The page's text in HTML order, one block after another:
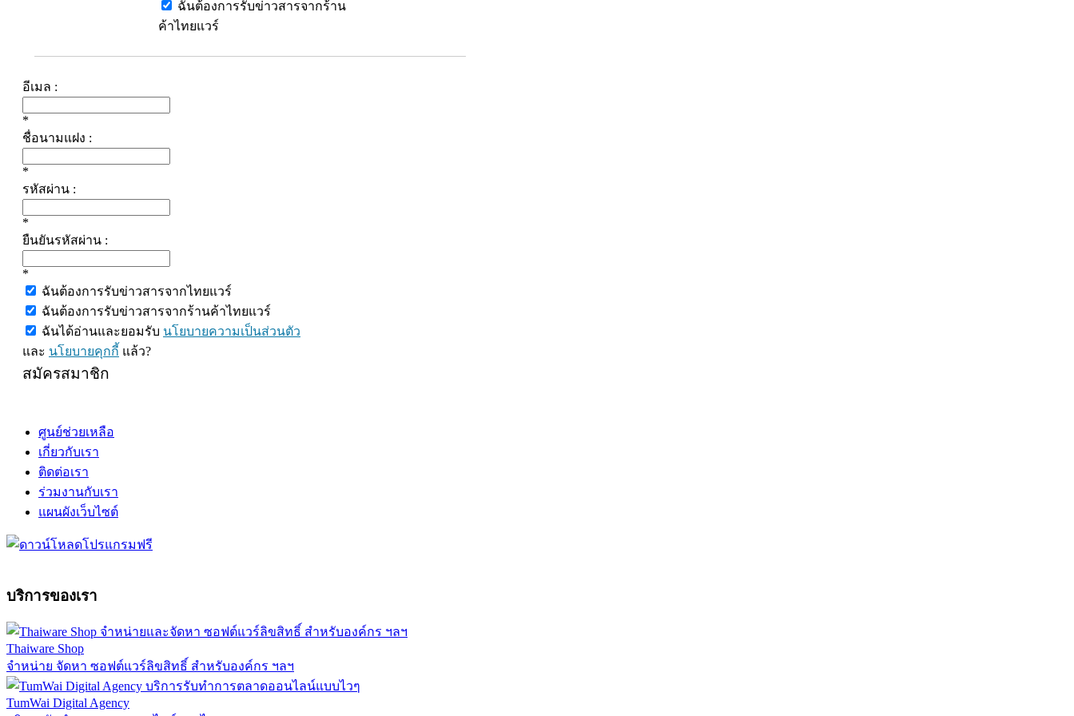
ฉันต้องการรับข่าวสารจากร้าน
ค้าไทยแวร์
อีเมล :
*
ชื่อนามแฝง :
*
รหัสผ่าน :
*
ยืนยันรหัสผ่าน :
*
ฉันต้องการรับข่าวสารจากไทยแวร์
ฉันต้องการรับข่าวสารจากร้านค้าไทยแวร์
ฉันได้อ่านและยอมรับ นโยบายความเป็นส่วนตัว
และ นโยบายคุกกี้ แล้ว?
สมัครสมาชิก
ศูนย์ช่วยเหลือ
เกี่ยวกับเรา
ติดต่อเรา
ร่วมงานกับเรา
แผนผังเว็บไซต์
บริการของเรา
Thaiware Shop
จำหน่าย จัดหา ซอฟต์แวร์ลิขสิทธิ์ สำหรับองค์กร ฯลฯ
TumWai Digital Agency